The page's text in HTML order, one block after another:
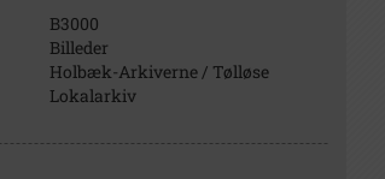
B3000
Billeder
Holbæk-Arkiverne / Tølløse
Lokalarkiv